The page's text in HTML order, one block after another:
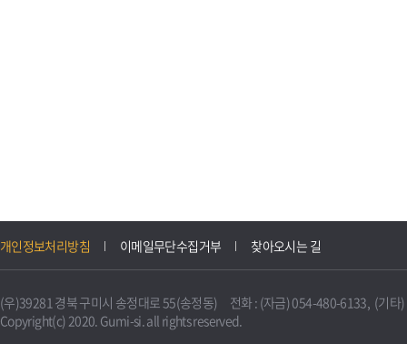
개인정보처리방침 이메일무단수집거부 찾아오시는 길
(우)39281 경북 구미시 송정대로 55(송정동) 전화 : (자금) 054-480-6133, (기타
Copyright(c) 2020. Gumi-si. all rights reserved.